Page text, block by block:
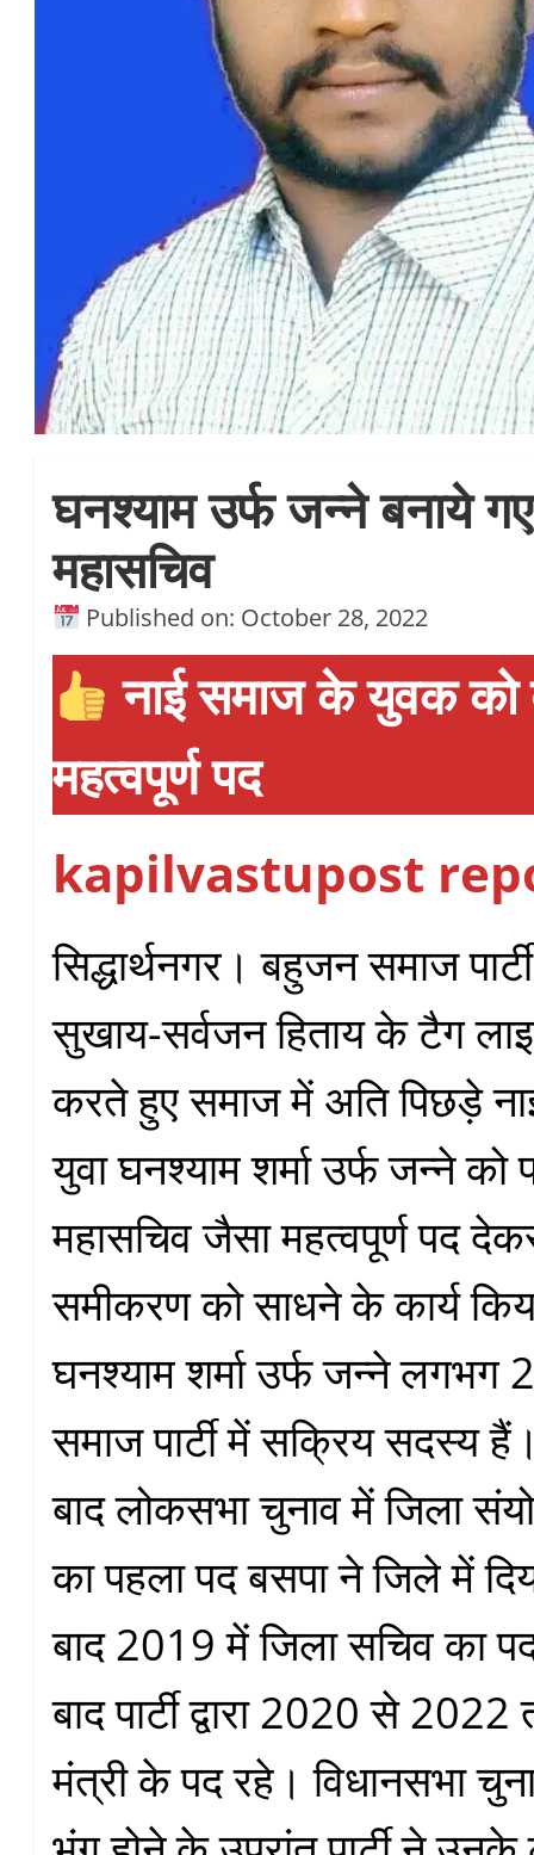
घनश्याम उर्फ जन्ने बनाये
महासचिव
Published on: October 28, 2022
नाई समाज के युवक को
महत्वपूर्ण पद
kapilvastupost
सिद्धार्थनगर। बहुजन समाज
सुखाय-सर्वजन हिताय के टैग
करते हुए समाज में अति पिछड़े
युवा घनश्याम शर्मा उर्फ जन्ने को
महासचिव जैसा महत्वपूर्ण पद
समीकरण को साधने के कार्य
घनश्याम शर्मा उर्फ जन्ने
समाज पार्टी में सक्रिय सदस्य
बाद लोकसभा चुनाव में जिला
का पहला पद बसपा ने जिले में
बाद 2019 में जिला सचिव का
बाद पार्टी द्वारा 2020 से
मंत्री के पद रहे। विधानसभा